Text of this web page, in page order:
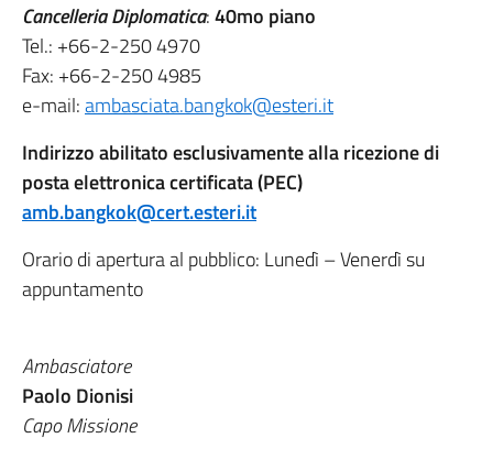
Cancelleria Diplomatica:40mo piano
Tel.: +66-2-250 4970
Fax: +66-2-250 4985
e-mail:ambasciata.bangkok@esteri.it
Indirizzo abilitato esclusivamente alla ricezione di
posta elettronica certificata (PEC)
amb.bangkok@cert.esteri.it
Orario di apertura al pubblico: Lunedì – Venerdì su
appuntamento
Ambasciatore
Paolo Dionisi
Capo Missione